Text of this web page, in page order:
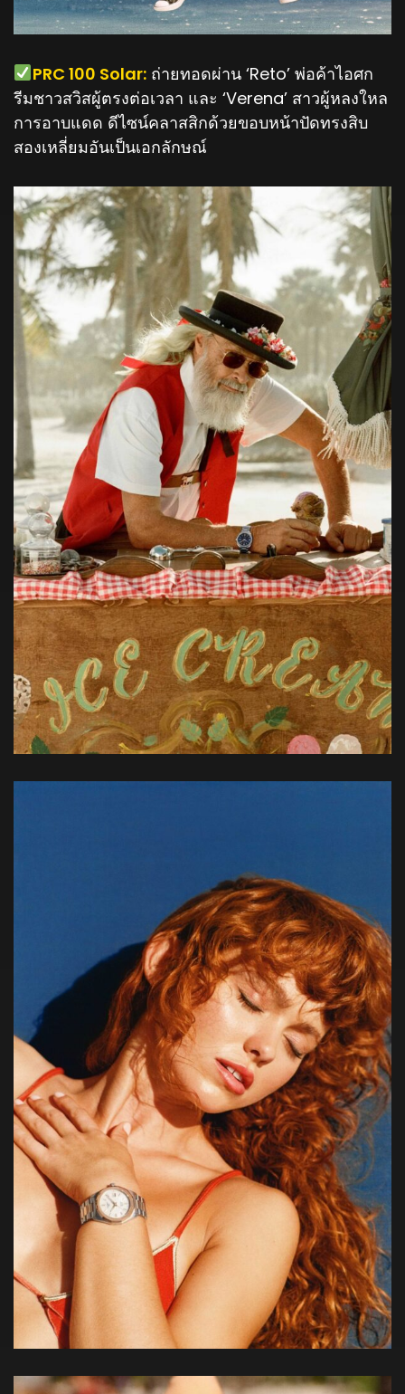
️PRC 100 Solar:ถ่ายทอดผ่าน ‘Reto’ พ่อค้าไอศก
รีมชาวสวิสผู้ตรงต่อเวลา และ ‘Verena’ สาวผู้หลงใหล
การอาบแดด ดีไซน์คลาสสิกด้วยขอบหน้าปัดทรงสิบ
สองเหลี่ยมอันเป็นเอกลักษณ์